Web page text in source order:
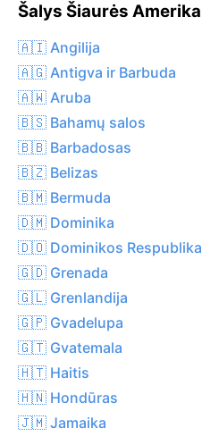
Šalys Šiaurės Amerika
🇦🇮 Angilija
🇦🇬 Antigva ir Barbuda
🇦🇼 Aruba
🇧🇸 Bahamų salos
🇧🇧 Barbadosas
🇧🇿 Belizas
🇧🇲 Bermuda
🇩🇲 Dominika
🇩🇴 Dominikos Respublika
🇬🇩 Grenada
🇬🇱 Grenlandija
🇬🇵 Gvadelupa
🇬🇹 Gvatemala
🇭🇹 Haitis
🇭🇳 Hondūras
🇯🇲 Jamaika